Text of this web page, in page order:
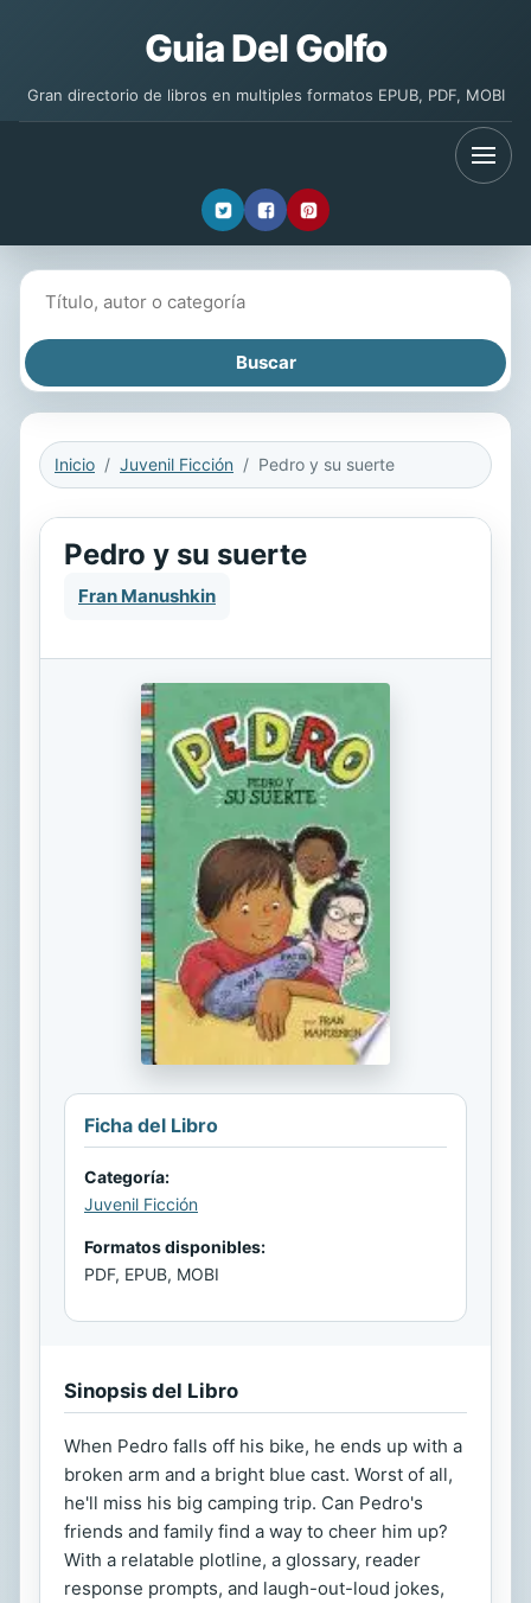
Guia Del Golfo
Gran directorio de libros en multiples formatos EPUB, PDF, MOBI
Inicio Juvenil Ficción Pedro y su suerte
Pedro y su suerte
Fran Manushkin
Ficha del Libro
Categoría:
Juvenil Ficción
Formatos disponibles:
PDF, EPUB, MOBI
Sinopsis del Libro
When Pedro falls off his bike, he ends up with a
broken arm and a bright blue cast. Worst of all,
he'll miss his big camping trip. Can Pedro's
friends and family find a way to cheer him up?
With a relatable plotline, a glossary, reader
response prompts, and laugh-out-loud jokes,